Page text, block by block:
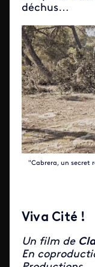
déchus…
"Cabrera, un secret
Viva Cité !
Un film de
En